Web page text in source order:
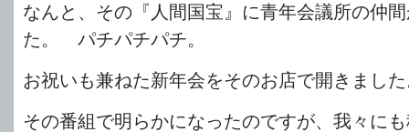
なんと、その『人間国宝』に青年会議所の仲
た。 パチパチパチ。
お祝いも兼ねた新年会をそのお店で開きまし
その番組で明らかになったのですが、我々に